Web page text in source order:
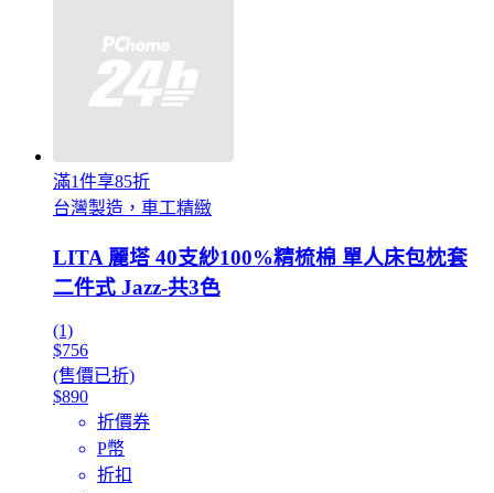
滿1件享85折
台灣製造，車工精緻
LITA 麗塔 40支紗100%精梳棉 單人床包枕套
二件式 Jazz-共3色
(1)
$756
(售價已折)
$890
折價券
P幣
折扣